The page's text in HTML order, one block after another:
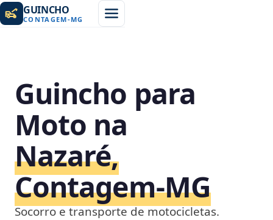
GUINCHO
CONTAGEM-MG
Guincho para
Moto na
Nazaré,
Contagem‑MG
Socorro e transporte de motocicletas.